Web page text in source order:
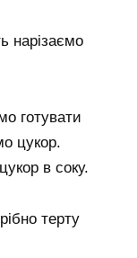
нарізаємо
готувати
цукор.
в соку.
терту